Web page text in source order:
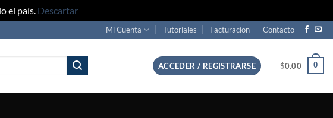
el país. Descartar
Mi Cuenta Tutoriales Facturacion Contacto
ACCEDER / REGISTRARSE $0.00 0